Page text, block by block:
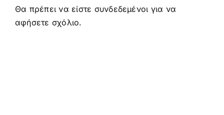
Θα πρέπει να είστε συνδεδεμένοιγια να
αφήσετε σχόλιο.